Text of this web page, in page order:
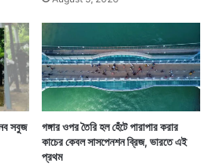
সবুজ
গঙ্গার ওপর তৈরি হল হেঁটে পারাপার করার
কাচের কেবল সাসপেনশন ব্রিজ, ভারতে এই
প্রথম